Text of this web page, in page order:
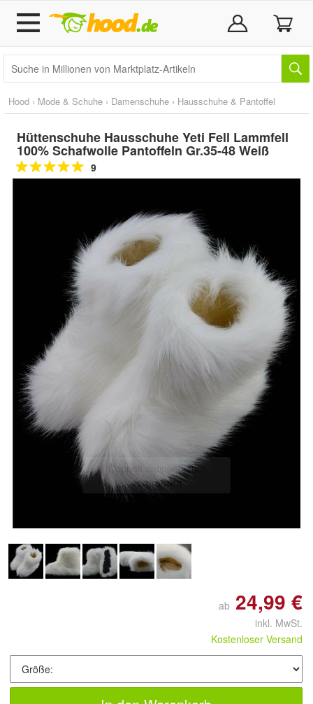
Hood › Mode & Schuhe › Damenschuhe › Hausschuhe & Pantoffel
Hüttenschuhe Hausschuhe Yeti Fell Lammfell
100% Schafwolle Pantoffeln Gr.35-48 Weiß
9
Doppelt antippen zum
vergrößern
ab 24,99 €
inkl. MwSt.
Kostenloser Versand